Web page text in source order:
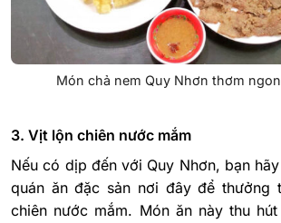
Món chả nem Quy Nhơn thơm
3. Vịt lộn chiên nước mắm
Nếu có dịp đến với Quy Nhơn, bạn
quán ăn đặc sản nơi đây để thưởng
chiên nước mắm. Món ăn này thu